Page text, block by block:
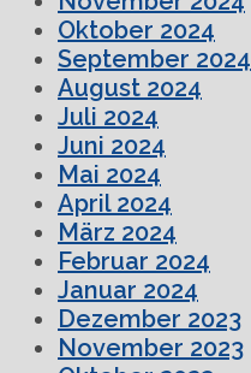
Oktober 2024
September 2024
August 2024
Juli 2024
Juni 2024
Mai 2024
April 2024
März 2024
Februar 2024
Januar 2024
Dezember 2023
November 2023